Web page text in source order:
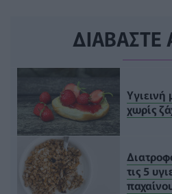
χωρίς
τις 5